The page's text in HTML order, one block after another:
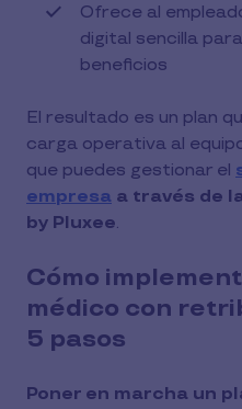
Ofrece al
digital sencilla
beneficios
El resultado es un plan
carga operativa al
que puedes gestionar el
empresa a través de
by Pluxee.
Cómo
médico con
5 pasos
Poner en marcha un